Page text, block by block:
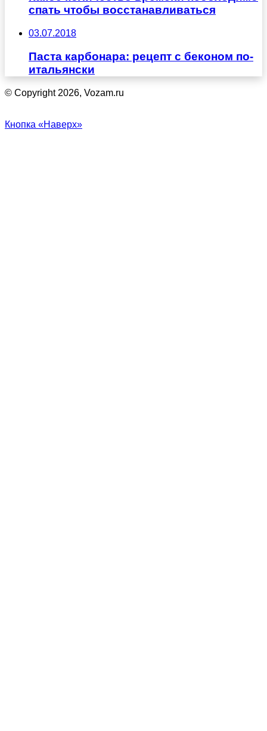
спать чтобы восстанавливаться
03.07.2018
Паста карбонара: рецепт с беконом по-
итальянски
© Copyright 2026, Vozam.ru
Кнопка «Наверх»